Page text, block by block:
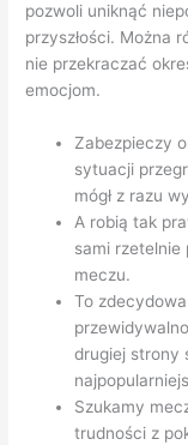
pozwoli uniknąć
przyszłości. Można
nie przekraczać
emocjom.
Zabezpieczy
sytuacji
mógł z razu
A robią tak
sami rzetelnie
meczu.
To
drugiej strony
Szukamy
trudności z